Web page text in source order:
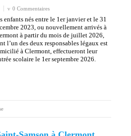
0 Commentaires
enfants nés entre le 1er janvier et le 31
2023, ou nouvellement arrivés à
à partir du mois de juillet 2026,
l’un des deux responsables légaux est
à Clermont, effectueront leur
scolaire le 1er septembre 2026.